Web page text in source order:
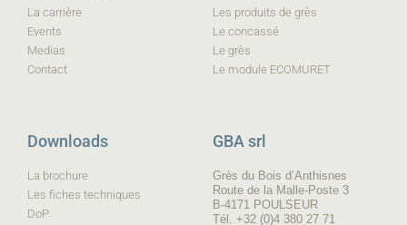
La carrière
Events
Medias
Contact
Les produits de grès
Le concassé
Le grès
Le module ECOMURET
Downloads
La brochure
Les fiches techniques
DoP
GBA srl
Grès du Bois d’Anthisnes
Route de la Malle-Poste 3
B-4171 POULSEUR
Tél. +32 (0)4 380 27 71